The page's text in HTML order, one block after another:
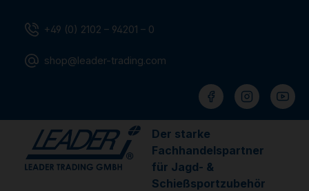
+49 (0) 2102 – 94201 – 0
shop@leader-trading.com
Der starke
Fachhandelspartner
für Jagd- &
Schießsportzubehör